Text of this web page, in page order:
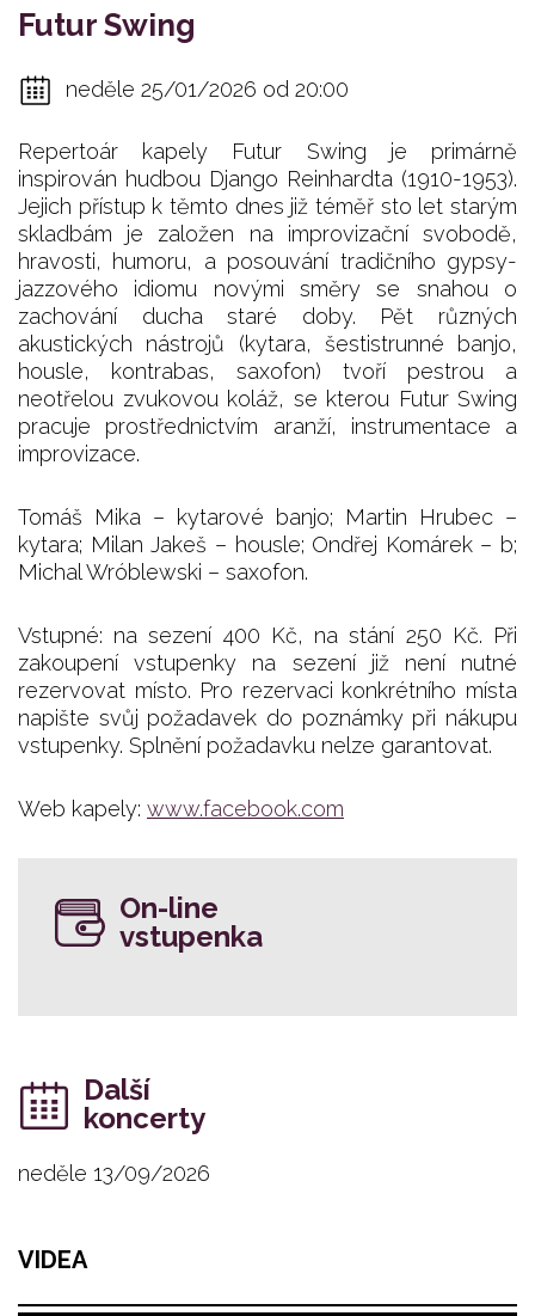
Futur Swing
neděle 25/01/2026 od 20:00
Repertoár kapely Futur Swing je primárně
inspirován hudbou Django Reinhardta (1910-1953).
Jejich přístup k těmto dnes již téměř sto let starým
skladbám je založen na improvizační svobodě,
hravosti, humoru, a posouvání tradičního gypsy-
jazzového idiomu novými směry se snahou o
zachování ducha staré doby. Pět různých
akustických nástrojů (kytara, šestistrunné banjo,
housle, kontrabas, saxofon) tvoří pestrou a
neotřelou zvukovou koláž, se kterou Futur Swing
pracuje prostřednictvím aranží, instrumentace a
improvizace.
Tomáš Mika – kytarové banjo; Martin Hrubec –
kytara; Milan Jakeš – housle; Ondřej Komárek – b;
Michal Wróblewski – saxofon.
Vstupné: na sezení 400 Kč, na stání 250 Kč. Při
zakoupení vstupenky na sezení již není nutné
rezervovat místo. Pro rezervaci konkrétního místa
napište svůj požadavek do poznámky při nákupu
vstupenky. Splnění požadavku nelze garantovat.
Web kapely: www.facebook.com
On-line
vstupenka
Další
koncerty
neděle 13/09/2026
VIDEA